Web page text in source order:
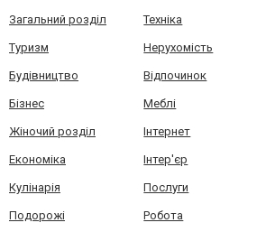
Загальний розділ Техніка
Туризм Нерухомість
Будівництво Відпочинок
Бізнес Меблі
Жіночий розділ Інтернет
Економіка Інтер'єр
Кулінарія Послуги
Подорожі Робота